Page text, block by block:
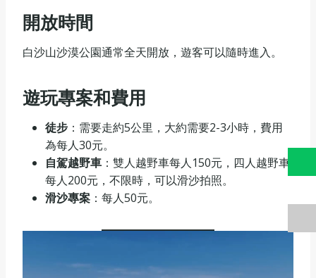
開放時間
白沙山沙漠公園通常全天開放，遊客可以隨時進入。
遊玩專案和費用
徒步 ‌：需要走約5公里，大約需要2-3小時，費用
為每人30元。
自駕越野車 ‌：雙人越野車每人150元，四人越野車
每人200元，不限時，可以滑沙拍照。
滑沙專案 ‌：每人50元。